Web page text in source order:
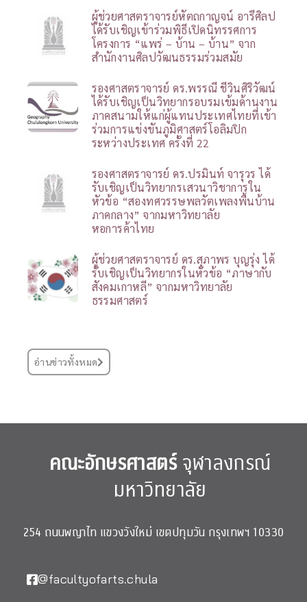
ผู้ช่วยศาสตราจารย์หัตถกาญจน์ อารีศิลป
ได้รับเชิญเข้าร่วมพิธีเปิดนิทรรศการ
โครงการ “แพร่ – บ้าน – บ้าน” จาก
สำนักงานศิลปวัฒนธรรมร่วมสมัย
รองศาสตราจารย์ ดร.พรรณี ชีวินศิริวัฒน์
ได้รับเชิญเป็นวิทยากรอบรมเข้มด้านงาน
ภาคสนามให้แก่ผู้แทนประเทศไทยที่เข้า
ร่วมการแข่งขันภูมิศาสตร์โอลิมปิก
ระหว่างประเทศ ครั้งที่ 22
รองศาสตราจารย์ ดร.ปรมินท์ จารุวร ได้
รับเชิญเป็นวิทยากรเสวนาวิชาการใน
หัวข้อ “สองทศวรรษพลวัตเพลงพื้นบ้าน
ภาคกลาง” จากมหาวิทยาลัย
หอการค้าไทย
ผู้ช่วยศาสตราจารย์ ดร.สุภาพร บุญรุ่ง ได้
รับเชิญเป็นวิทยากรในหัวข้อ “ภาษากับ
สังคมเกาหลี” จากมหาวิทยาลัย
ธรรมศาสตร์
อ่านข่าวทั้งหมด
คณะอักษรศาสตร์จุฬาลงกรณ์
มหาวิทยาลัย
254 ถนนพญาไท แขวงวังใหม่ เขตปทุมวัน กรุงเทพฯ 10330
@facultyofarts.chula